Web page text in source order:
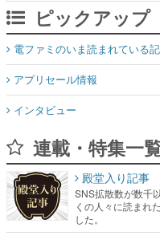
ピックアップ
電ファミのいま読まれている
アプリセール情報
インタビュー
連載・特集一
殿堂入り記事
SNS拡散数が数千
くの人々に読まれ
した。